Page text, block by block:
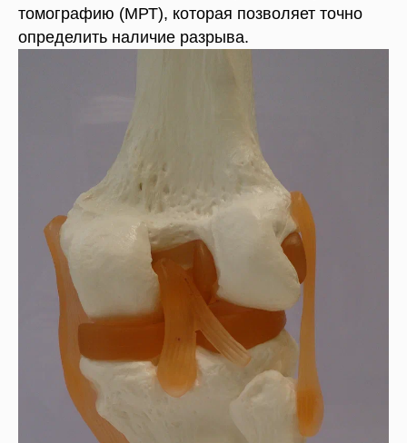
томографию (МРТ), которая позволяет точно
определить наличие разрыва.